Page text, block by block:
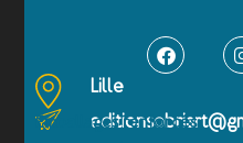
Lille
Emballages renforcés